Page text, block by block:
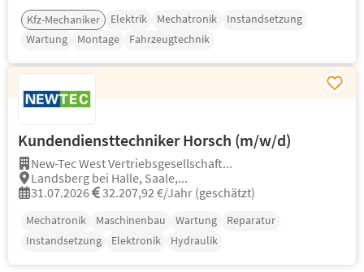
Kfz-Mechaniker Elektrik Mechatronik
Instandsetzung
Wartung
Montage Fahrzeugtechnik
Kundendiensttechniker Horsch (m/w/d)
New-Tec West Vertriebsgesellschaft...
Landsberg bei Halle, Saale,...
31.07.2026
32.207,92 €/Jahr (geschätzt)
Mechatronik Maschinenbau Wartung
Reparatur
Instandsetzung
Elektronik Hydraulik